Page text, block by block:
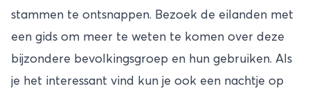
stammen te ontsnappen. Bezoek de eilanden met
een gids om meer te weten te komen over deze
bijzondere bevolkingsgroep en hun gebruiken. Als
je het interessant vind kun je ook een nachtje op